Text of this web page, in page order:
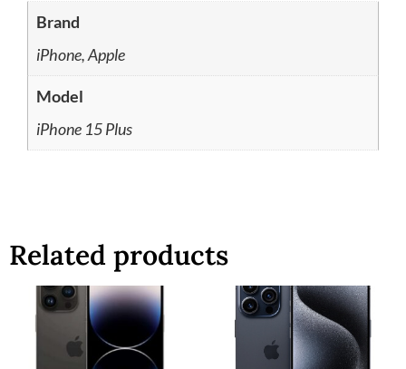
Brand
iPhone, Apple
Model
iPhone 15 Plus
Related products